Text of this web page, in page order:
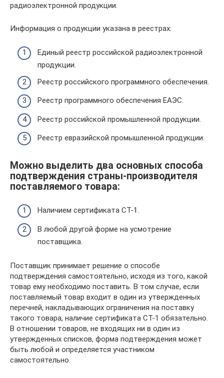
радиоэлектронной продукции.
Информация о продукции указана в реестрах:
Единый реестр российской радиоэлектронной
продукции.
Реестр российского программного обеспечения.
Реестр программного обеспечения ЕАЭС.
Реестр российской промышленной продукции.
Реестр евразийской промышленной продукции.
Можно выделить два основных способа
подтверждения страны-производителя
поставляемого товара:
Наличием сертификата СТ-1.
В любой другой форме на усмотрение
поставщика.
Поставщик принимает решение о способе
подтверждения самостоятельно, исходя из того, какой
товар ему необходимо поставить. В том случае, если
поставляемый товар входит в один из утвержденных
перечней, накладывающих ограничения на поставку
такого товара, наличие сертификата СТ-1 обязательно.
В отношении товаров, не входящих ни в один из
утвержденных списков, форма подтверждения может
быть любой и определяется участником
самостоятельно.